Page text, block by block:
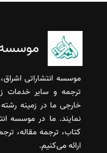
موسسه
موسسه انتشاراتی
ترجمه و سایر خدمات
خارجی ما در زمینه
نمایند. ما در موسسه
کتاب، ترجمه مقاله،
ارائه می‌کنیم.